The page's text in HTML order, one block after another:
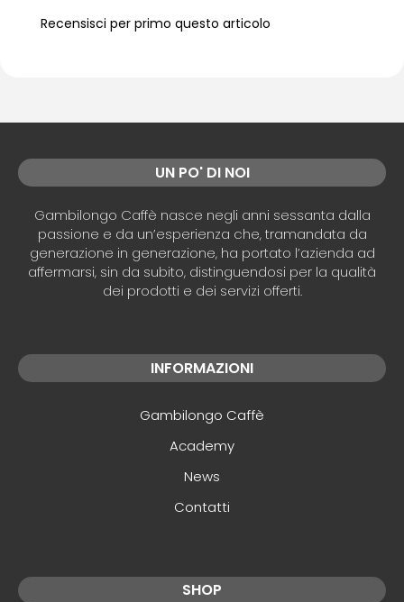
Recensisci per primo questo articolo
UN PO' DI NOI
Gambilongo Caffè nasce negli anni sessanta dalla
passione e da un’esperienza che, tramandata da
generazione in generazione, ha portato l’azienda ad
affermarsi, sin da subito, distinguendosi per la qualità
dei prodotti e dei servizi offerti.
INFORMAZIONI
Gambilongo Caffè
Academy
News
Contatti
SHOP